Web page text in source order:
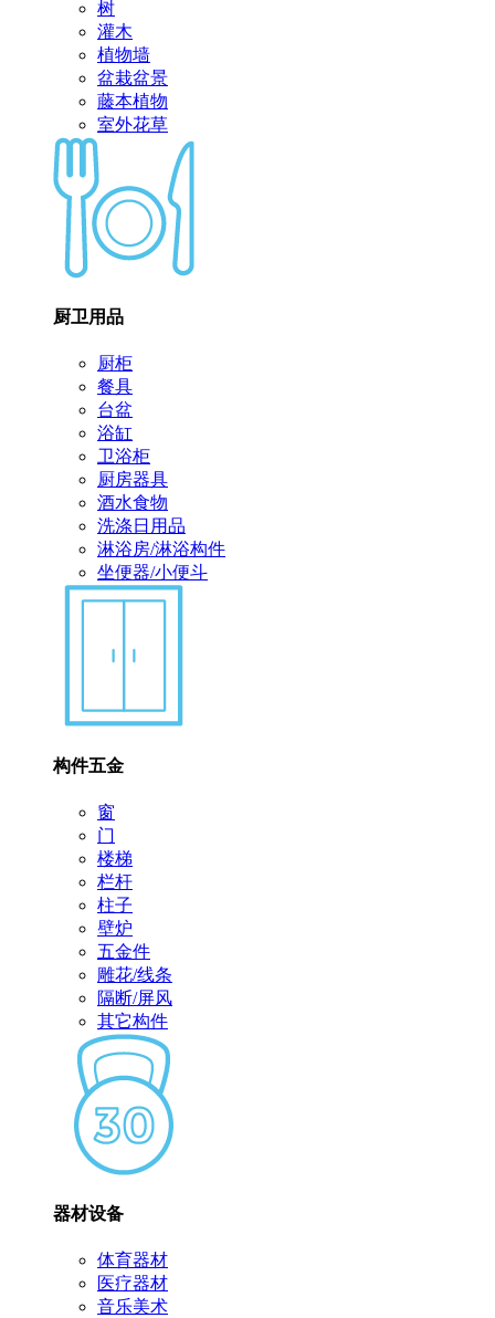
树
灌木
植物墙
盆栽盆景
藤本植物
室外花草
厨卫用品
厨柜
餐具
台盆
浴缸
卫浴柜
厨房器具
酒水食物
洗涤日用品
淋浴房/淋浴构件
坐便器/小便斗
构件五金
窗
门
楼梯
栏杆
柱子
壁炉
五金件
雕花/线条
隔断/屏风
其它构件
器材设备
体育器材
医疗器材
音乐美术